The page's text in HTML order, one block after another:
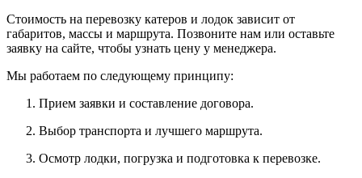
Стоимость на перевозку катеров и лодок зависит от
габаритов, массы и маршрута. Позвоните нам или оставьте
заявку на сайте, чтобы узнать цену у менеджера.
Мы работаем по следующему принципу:
Прием заявки и составление договора.
Выбор транспорта и лучшего маршрута.
Осмотр лодки, погрузка и подготовка к перевозке.